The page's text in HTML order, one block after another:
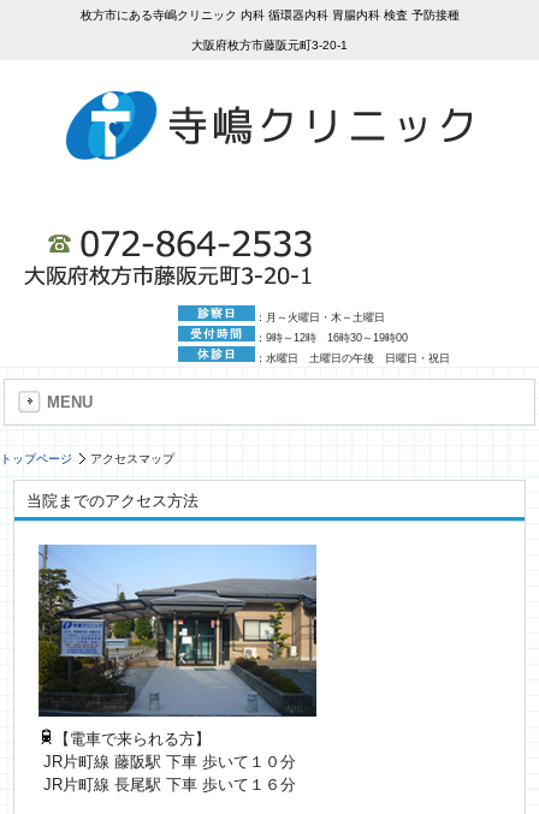
枚方市にある寺嶋クリニック 内科 循環器内科 胃腸内科 検査 予防接種
大阪府枚方市藤阪元町3-20-1
：月～火曜日・木～土曜日
：9時～12時 16時30～19時00
：水曜日 土曜日の午後 日曜日・祝日
MENU
トップページ アクセスマップ
当院までのアクセス方法
【電車で来られる方】
JR片町線 藤阪駅 下車 歩いて１０分
JR片町線 長尾駅 下車 歩いて１６分